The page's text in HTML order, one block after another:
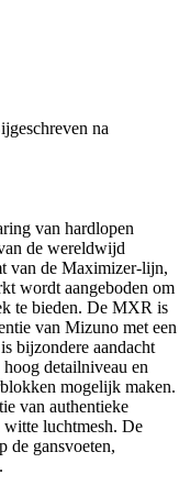
na
van hardlopen
de wereldwijd
van de Maximizer-lijn,
wordt aangeboden om
te bieden. De MXR is
van Mizuno met een
bijzondere aandacht
hoog detailniveau en
mogelijk maken.
van authentieke
witte luchtmesh. De
de gansvoeten,